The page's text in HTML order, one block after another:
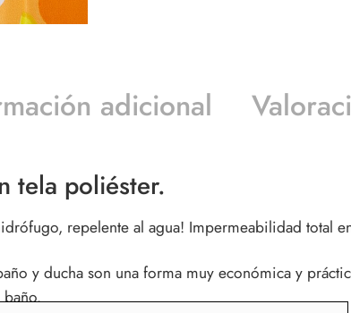
adicional
tela poliéster.
repelente al agua! Impermeabilidad total
y duchason una forma muy económica y